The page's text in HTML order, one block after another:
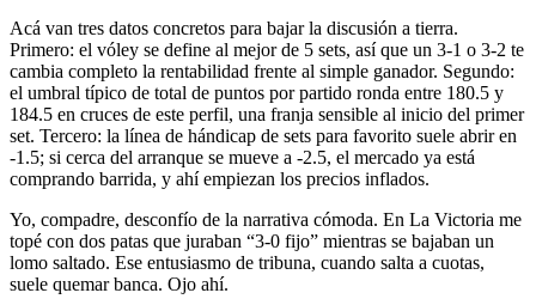
Acá van tres datos concretos para bajar la discusión a tierra.
Primero: el vóley se define al mejor de 5 sets, así que un 3-1 o 3-2 te
cambia completo la rentabilidad frente al simple ganador. Segundo:
el umbral típico de total de puntos por partido ronda entre 180.5 y
184.5 en cruces de este perfil, una franja sensible al inicio del primer
set. Tercero: la línea de hándicap de sets para favorito suele abrir en
-1.5; si cerca del arranque se mueve a -2.5, el mercado ya está
comprando barrida, y ahí empiezan los precios inflados.
Yo, compadre, desconfío de la narrativa cómoda. En La Victoria me
topé con dos patas que juraban “3-0 fijo” mientras se bajaban un
lomo saltado. Ese entusiasmo de tribuna, cuando salta a cuotas,
suele quemar banca. Ojo ahí.